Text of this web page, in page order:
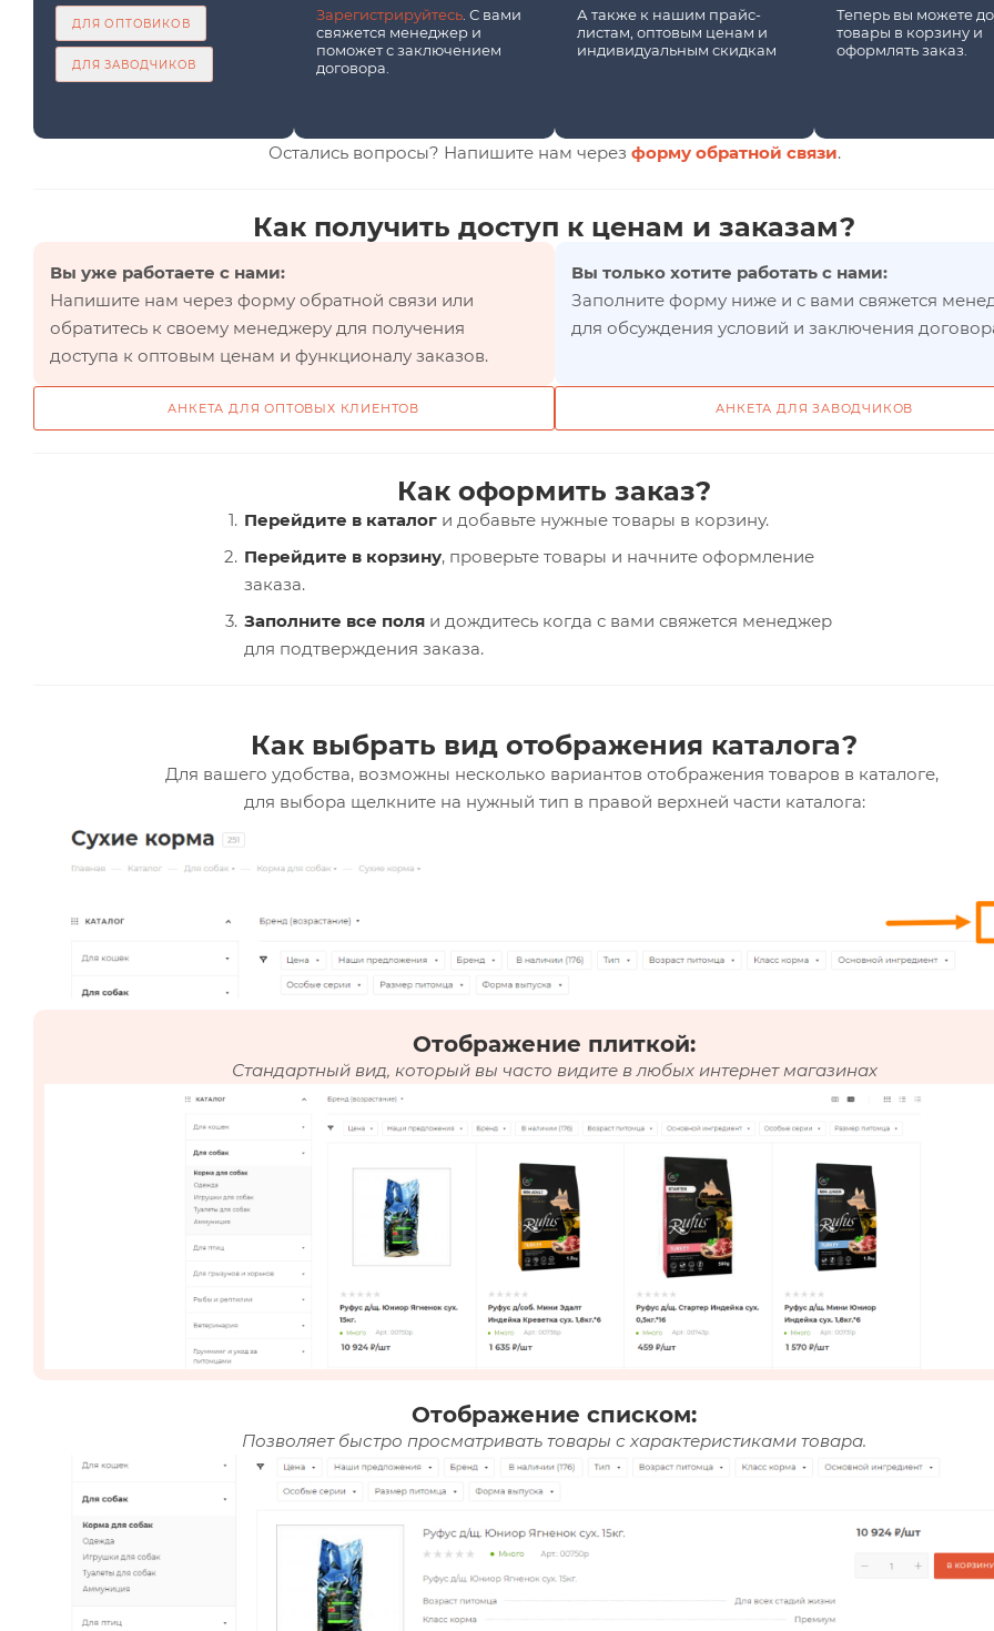
ДЛЯ ОПТОВИКОВ
ДЛЯ ЗАВОДЧИКОВ
Зарегистрируйтесь. С вами
свяжется менеджер и
поможет с заключением
договора.
А также к нашим прайс-
листам, оптовым ценам и
индивидуальным скидкам
Теперь вы можете
товары в корзину и
оформлять заказ.
Остались вопросы? Напишите нам через форму обратной связи.
Как получить доступ к ценам и заказам?
Вы уже работаете с нами:
Напишите нам через форму обратной связи или
обратитесь к своему менеджеру для получения
доступа к оптовым ценам и функционалу заказов.
Вы только хотите работать с нами:
Заполните форму ниже и с вами свяжется
для обсуждения условий и заключения
АНКЕТА ДЛЯ ОПТОВЫХ КЛИЕНТОВ АНКЕТА ДЛЯ ЗАВОДЧИКОВ
Как оформить заказ?
Перейдите в каталоги добавьте нужные товары в корзину.
Перейдите в корзину, проверьте товары и начните оформление
заказа.
Заполните все поляи дождитесь когда с вами свяжется менеджер
для подтверждения заказа.
Как выбрать вид отображения каталога?
Для вашего удобства, возможны несколько вариантов отображения товаров в каталоге,
для выбора щелкните на нужный тип в правой верхней части каталога:
Отображение плиткой:
Стандартный вид, который вы часто видите в любых интернет магазинах
Отображение списком:
Позволяет быстро просматривать товары с характеристиками товара.